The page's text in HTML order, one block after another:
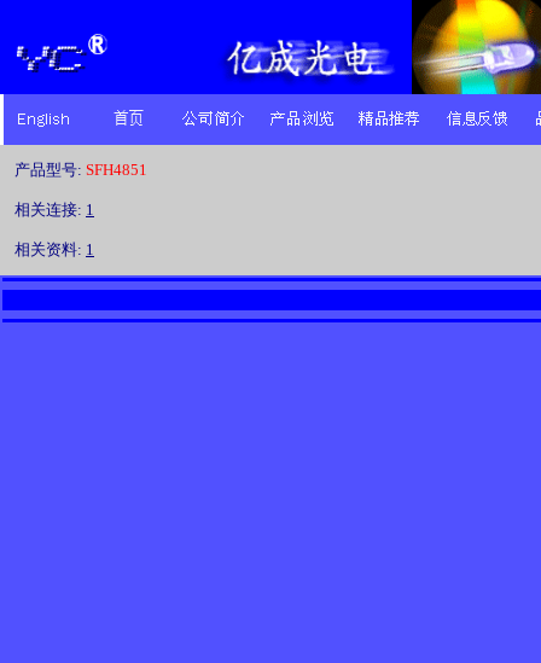
产品型号: SFH4851
相关连接: 1
相关资料: 1